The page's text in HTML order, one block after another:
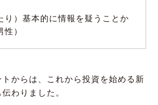
り）基本的に情報を疑うことか
）
からは、これから投資を始める新
わりました。